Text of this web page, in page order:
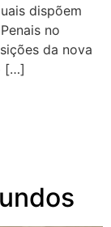
dispõem
no
da nova
[…]